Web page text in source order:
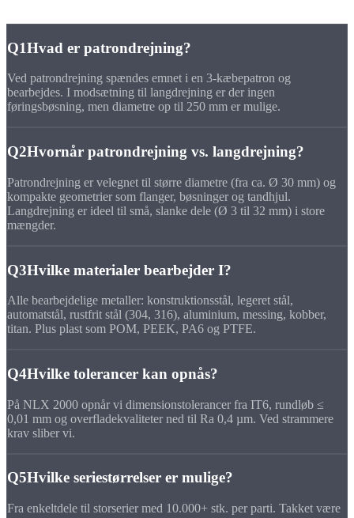
Q1Hvad er patrondrejning?
Ved patrondrejning spændes emnet i en 3-kæbepatron og
bearbejdes. I modsætning til langdrejning er der ingen
føringsbøsning, men diametre op til 250 mm er mulige.
Q2Hvornår patrondrejning vs. langdrejning?
Patrondrejning er velegnet til større diametre (fra ca. Ø 30 mm) og
kompakte geometrier som flanger, bøsninger og tandhjul.
Langdrejning er ideel til små, slanke dele (Ø 3 til 32 mm) i store
mængder.
Q3Hvilke materialer bearbejder I?
Alle bearbejdelige metaller: konstruktionsstål, legeret stål,
automatstål, rustfrit stål (304, 316), aluminium, messing, kobber,
titan. Plus plast som POM, PEEK, PA6 og PTFE.
Q4Hvilke tolerancer kan opnås?
På NLX 2000 opnår vi dimensionstolerancer fra IT6, rundløb ≤
0,01 mm og overfladekvaliteter ned til Ra 0,4 µm. Ved strammere
krav sliber vi.
Q5Hvilke seriestørrelser er mulige?
Fra enkeltdele til storserier med 10.000+ stk. per parti. Takket være